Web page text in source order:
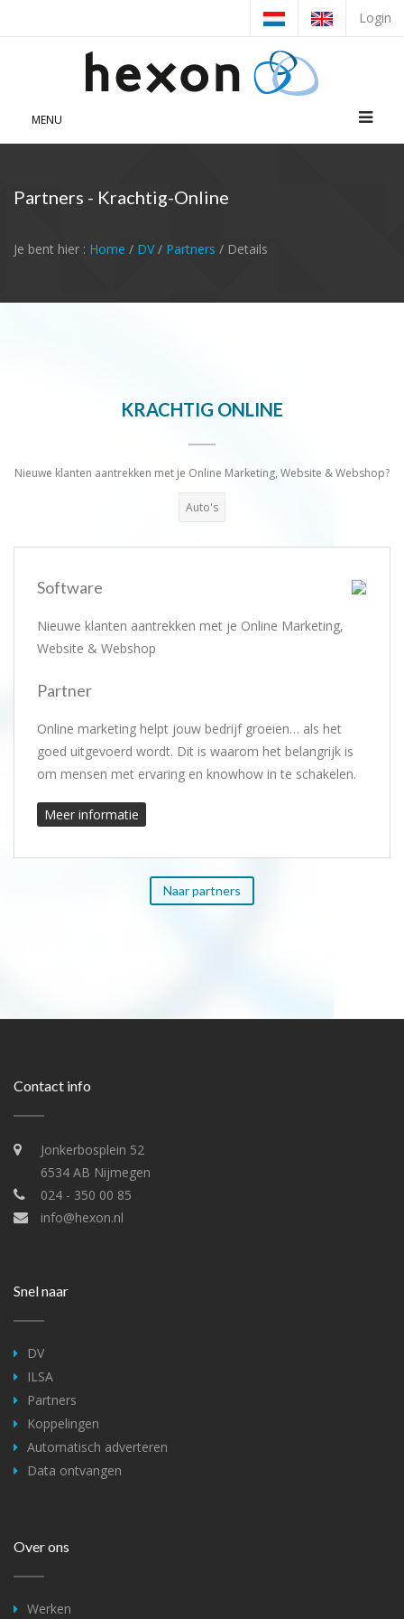
Login
MENU
Partners - Krachtig-Online
Je bent hier : Home / DV/ Partners / Details
KRACHTIG ONLINE
Nieuwe klanten aantrekken met je Online Marketing, Website & Webshop?
Auto's
Software
Nieuwe klanten aantrekken met je Online Marketing,
Website & Webshop
Partner
Online marketing helpt jouw bedrijf groeien… als het
goed uitgevoerd wordt. Dit is waarom het belangrijk is
om mensen met ervaring en knowhow in te schakelen.
Meer informatie
Naar partners
Contact info
Jonkerbosplein 52
6534 AB Nijmegen
024 - 350 00 85
info@hexon.nl
Snel naar
DV
ILSA
Partners
Koppelingen
Automatisch adverteren
Data ontvangen
Over ons
Werken